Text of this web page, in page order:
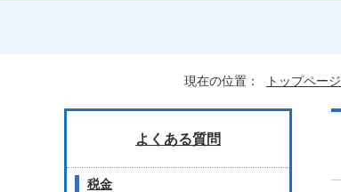
現在の位置： トップページ
よくある質問
税金